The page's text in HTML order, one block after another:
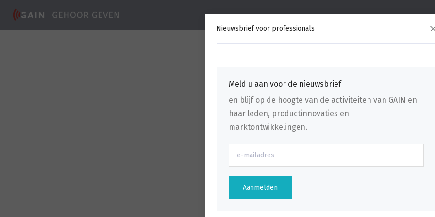
Nieuwsbrief voor professionals
Meld u aan voor de nieuwsbrief
en blijf op de hoogte van de activiteiten van GAIN en
haar leden, productinnovaties en
marktontwikkelingen.